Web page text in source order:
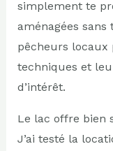
simplement te
aménagées
pêcheurs locaux
techniques et
d’intérêt.
Le lac offre bien
J’ai testé la